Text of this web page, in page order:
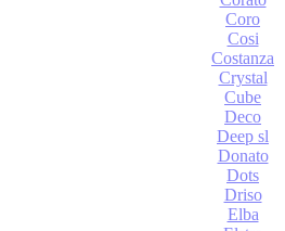
Coro
Cosi
Costanza
Crystal
Cube
Deco
Deep sl
Donato
Dots
Driso
Elba